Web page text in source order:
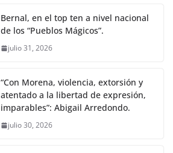
Bernal, en el top ten a nivel nacional
de los “Pueblos Mágicos”.
julio 31, 2026
“Con Morena, violencia, extorsión y
atentado a la libertad de expresión,
imparables”: Abigail Arredondo.
julio 30, 2026